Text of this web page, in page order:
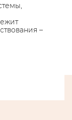
–